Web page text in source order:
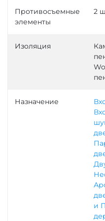
Противосъемные
элементы
2
Изоляция
Назначение
и